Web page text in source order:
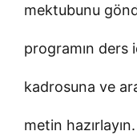
mektubunu
programın ders
kadrosuna ve
metin